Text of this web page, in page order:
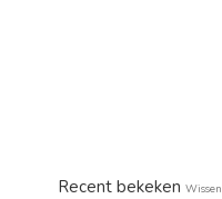
Recent bekeken Wissen